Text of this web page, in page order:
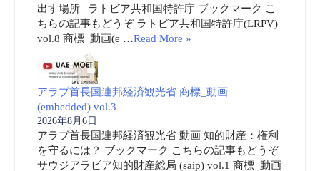
出す場所 | ラトビア共和国特許庁 ブックマーク こ
ちらの記事もどうぞ ラトビア共和国特許庁(LRPV)
vol.8 商標_動画(e …Read More »
アラブ首長国連邦経済観光省 商標_動画
(embedded) vol.3
2026年8月6日
アラブ首長国連邦経済観光省 動画 知的財産：権利
を守るには？ ブックマーク こちらの記事もどうぞ
サウジアラビア知的財産総局 (saip) vol.1 商標_動画